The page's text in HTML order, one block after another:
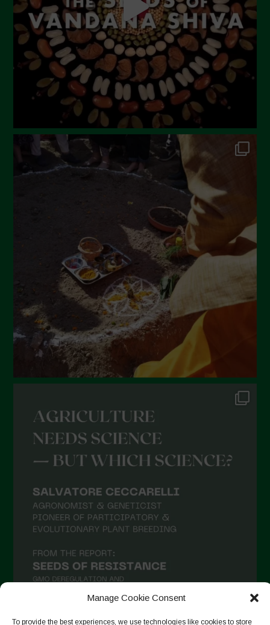
Manage Cookie Consent
To provide the best experiences, we use technologies like cookies to store
Maggio 2023
Aprile 2023
Marzo 2023
Febbraio 2023
Dicembre 2022
Novembre 2022
Ottobre 2022
Settembre 2022
Aprile 2022
Marzo 2022
Febbraio 2022
Gennaio 2022
Dicembre 2021
Novembre 2021
Settembre 2021
Agosto 2021
Luglio 2021
Aprile 2021
Febbraio 2021
Gennaio 2021